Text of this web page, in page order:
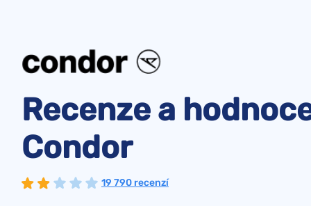
Stížnosti na letecké
Recenze a
Condor
19 790 recenzí